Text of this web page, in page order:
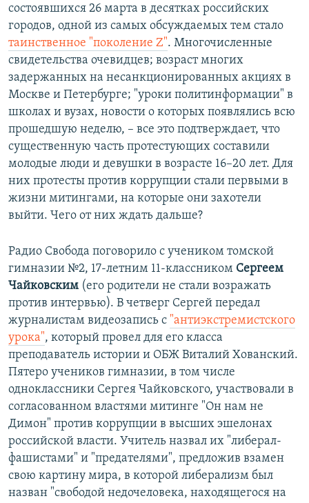
состоявшихся 26 марта в десятках российских
городов, одной из самых обсуждаемых тем стало
таинственное "поколение Z". Многочисленные
свидетельства очевидцев; возраст многих
задержанных на несанкционированных акциях в
Москве и Петербурге; "уроки политинформации" в
школах и вузах, новости о которых появлялись всю
прошедшую неделю, – все это подтверждает, что
существенную часть протестующих составили
молодые люди и девушки в возрасте 16–20 лет. Для
них протесты против коррупции стали первыми в
жизни митингами, на которые они захотели
выйти. Чего от них ждать дальше?
Радио Свобода поговорило с учеником томской
гимназии №2, 17-летним 11-классником Сергеем
Чайковским (его родители не стали возражать
против интервью). В четверг Сергей передал
журналистам видеозапись с "антиэкстремистского
урока", который провел для его класса
преподаватель истории и ОБЖ Виталий Хованский.
Пятеро учеников гимназии, в том числе
одноклассники Сергея Чайковского, участвовали в
согласованном властями митинге "Он нам не
Димон" против коррупции в высших эшелонах
российской власти. Учитель назвал их "либерал-
фашистами" и "предателями", предложив взамен
свою картину мира, в которой либерализм был
назван "свободой недочеловека, находящегося на